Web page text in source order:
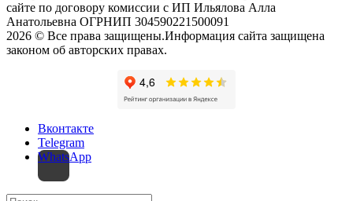
сайте по договору комиссии с ИП Ильялова Алла
Анатольевна ОГРНИП 304590221500091
2026 © Все права защищены.Информация сайта защищена
законом об авторских правах.
Вконтакте
Telegram
WhatsApp